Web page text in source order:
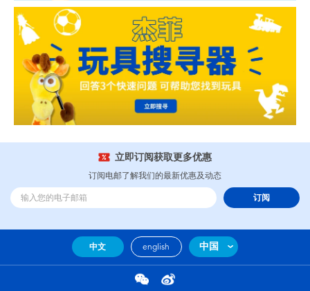
立即订阅获取更多优惠
订阅电邮了解我们的最新优惠及动态
订阅
中文 english 中国